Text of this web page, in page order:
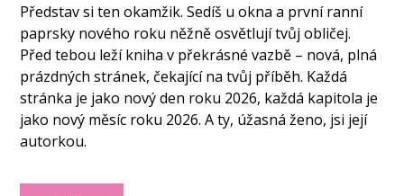
Představ si ten okamžik. Sedíš u okna a první ranní
paprsky nového roku něžně osvětlují tvůj obličej.
Před tebou leží kniha v překrásné vazbě – nová, plná
prázdných stránek, čekající na tvůj příběh. Každá
stránka je jako nový den roku 2026, každá kapitola je
jako nový měsíc roku 2026. A ty, úžasná ženo, jsi její
autorkou.